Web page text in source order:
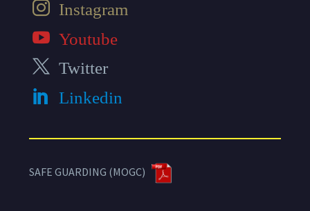
Instagram
Youtube
Twitter
Linkedin
SAFE GUARDING (MOGC)